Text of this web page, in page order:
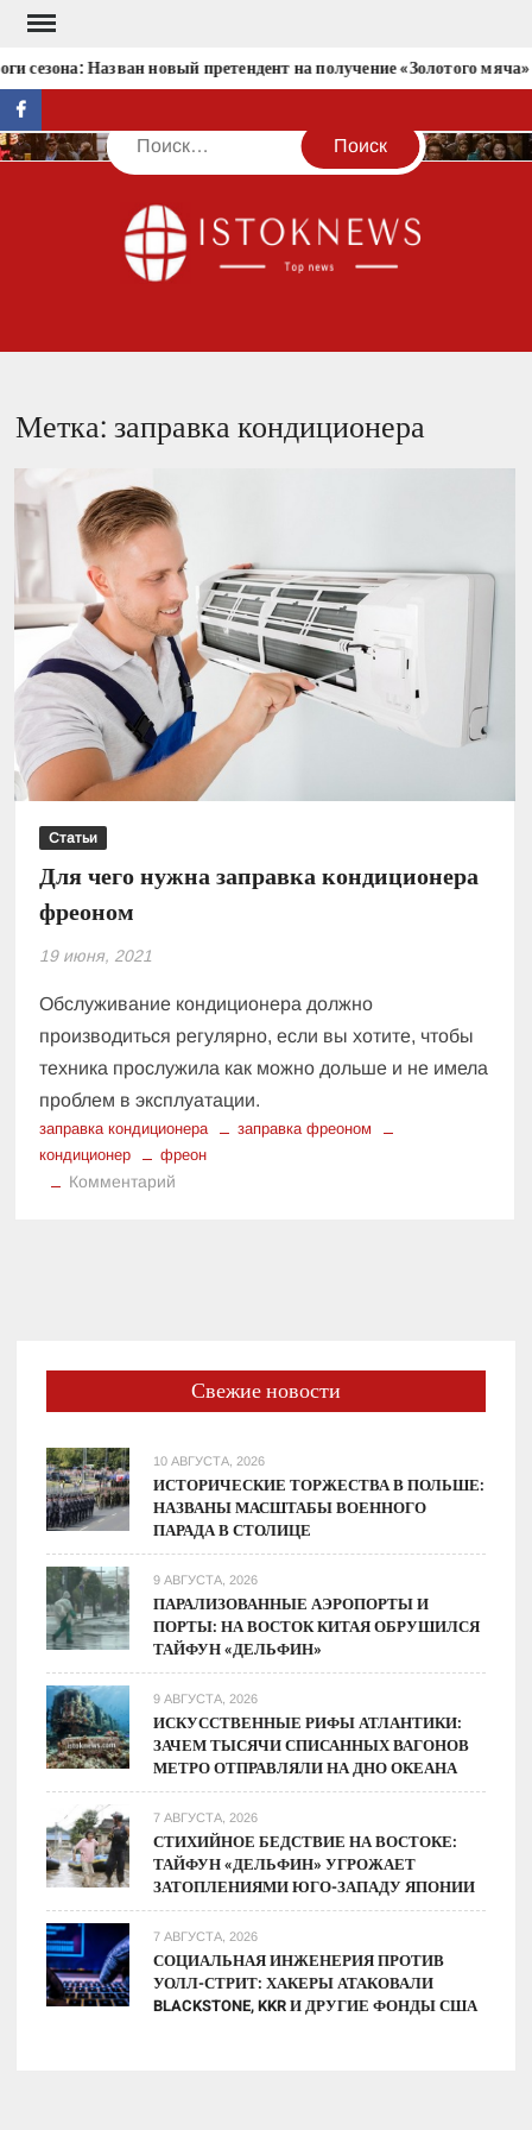
Перейти
содержимому
сезона: Назван новый претендент на получение «Золотого мяча»
facebook
Поиск
Метка:заправка кондиционера
Статьи
Для чего нужна заправка кондиционера
фреоном
19 июня, 2021
Обслуживание кондиционера должно
производиться регулярно, если вы хотите, чтобы
техника прослужила как можно дольше и не имела
проблем в эксплуатации.
заправка кондиционера
заправка фреоном
кондиционер
фреон
Комментарий
Свежие новости
10 АВГУСТА, 2026
ИСТОРИЧЕСКИЕ ТОРЖЕСТВА В ПОЛЬШЕ:
НАЗВАНЫ МАСШТАБЫ ВОЕННОГО
ПАРАДА В СТОЛИЦЕ
9 АВГУСТА, 2026
ПАРАЛИЗОВАННЫЕ АЭРОПОРТЫ И
ПОРТЫ: НА ВОСТОК КИТАЯ ОБРУШИЛСЯ
ТАЙФУН «ДЕЛЬФИН»
9 АВГУСТА, 2026
ИСКУССТВЕННЫЕ РИФЫ АТЛАНТИКИ:
ЗАЧЕМ ТЫСЯЧИ СПИСАННЫХ ВАГОНОВ
МЕТРО ОТПРАВЛЯЛИ НА ДНО ОКЕАНА
7 АВГУСТА, 2026
СТИХИЙНОЕ БЕДСТВИЕ НА ВОСТОКЕ:
ТАЙФУН «ДЕЛЬФИН» УГРОЖАЕТ
ЗАТОПЛЕНИЯМИ ЮГО-ЗАПАДУ ЯПОНИИ
7 АВГУСТА, 2026
СОЦИАЛЬНАЯ ИНЖЕНЕРИЯ ПРОТИВ
УОЛЛ-СТРИТ: ХАКЕРЫ АТАКОВАЛИ
BLACKSTONE, KKR И ДРУГИЕ ФОНДЫ США